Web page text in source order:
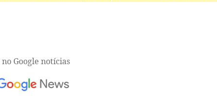
no Google notícias